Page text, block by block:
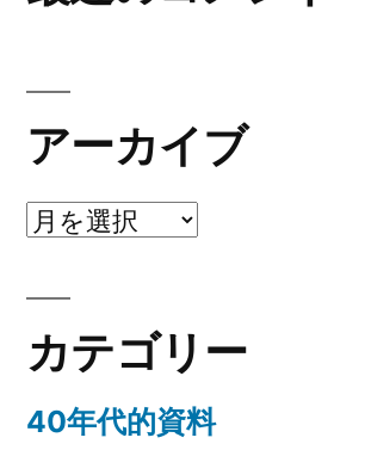
アーカイブ
ア
イ
ブ
カテゴリー
40年代的資料